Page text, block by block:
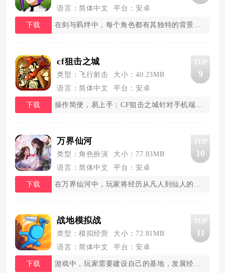
语言：简体中文
平台：安卓
下载 在剑与羁绊中，每个角色都有其独特的背景故事和
cf狙击之城
类型：飞行射击
大小：40.23MB
语言：简体中文
平台：安卓
TOP
9
下载
万界仙河
类型：角色扮演
大小：77.83MB
语言：简体中文
平台：安卓
TOP
10
下载
战地模拟战
类型：模拟经营
大小：72.81MB
语言：简体中文
平台：安卓
TOP
11
下载